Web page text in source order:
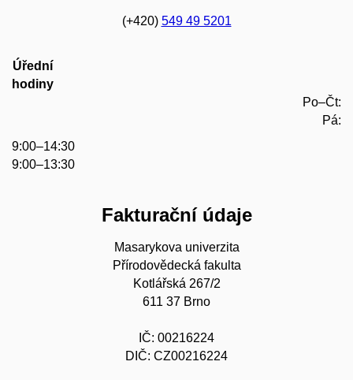
(+420) 549 49 5201
Úřední
hodiny
Po–Čt:
Pá:
9:00–14:30
9:00–13:30
Fakturační údaje
Masarykova univerzita
Přírodovědecká fakulta
Kotlářská 267/2
611 37 Brno
IČ: 00216224
DIČ: CZ00216224